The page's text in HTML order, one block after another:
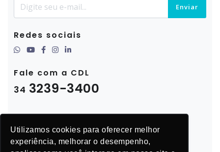
Utilizamos cookies para oferecer melhor
experiência, melhorar o desempenho,
Enviar
Redes sociais
Fale com a CDL
34 3239-3400